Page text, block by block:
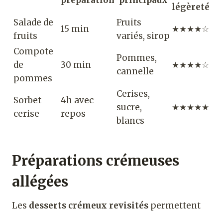
légèreté
Salade de
fruits
15 min
Fruits
variés, sirop
★★★★☆
Compote
de
pommes
30 min
Pommes,
cannelle
★★★★☆
Sorbet
cerise
4h avec
repos
Cerises,
sucre,
blancs
★★★★★
Préparations crémeuses
allégées
Les desserts crémeux revisités permettent